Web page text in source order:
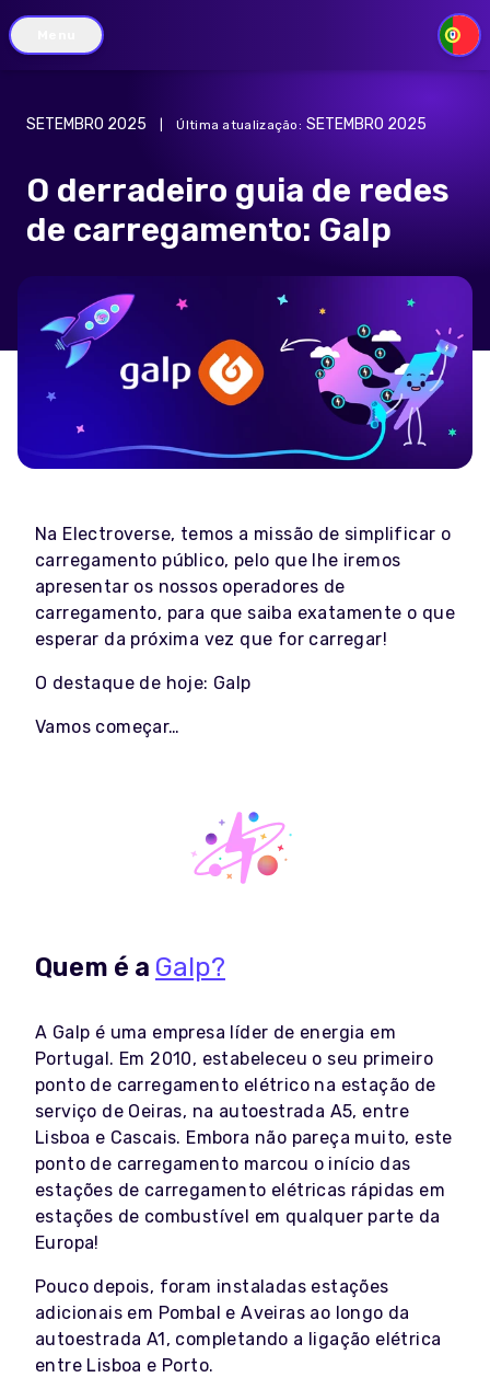
PT
SETEMBRO 2025 Última atualização: SETEMBRO 2025
O derradeiro guia de redes
de carregamento: Galp
Na Electroverse, temos a missão de simplificar o
carregamento público, pelo que lhe iremos
apresentar os nossos operadores de
carregamento, para que saiba exatamente o que
esperar da próxima vez que for carregar!
O destaque de hoje: Galp
Vamos começar…
Quem é a Galp?
A Galp é uma empresa líder de energia em
Portugal. Em 2010, estabeleceu o seu primeiro
ponto de carregamento elétrico na estação de
serviço de Oeiras, na autoestrada A5, entre
Lisboa e Cascais. Embora não pareça muito, este
ponto de carregamento marcou o início das
estações de carregamento elétricas rápidas em
estações de combustível em qualquer parte da
Europa!
Pouco depois, foram instaladas estações
adicionais em Pombal e Aveiras ao longo da
autoestrada A1, completando a ligação elétrica
entre Lisboa e Porto.